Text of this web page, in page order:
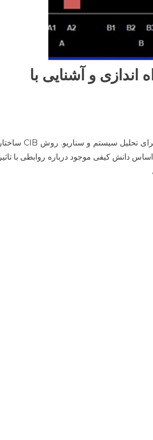
اندازی و آشنایی با
سناریوویزارد برای تحلیل متوازن تاثیر متقابل طراحی شده است؛ روشی کیفی برای تحلیل سیستم و سناریو. روش CIB ساختار
دانش کیفی موجود درباره روابطی با تاثیر